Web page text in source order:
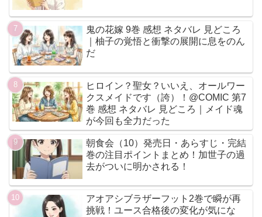
鬼の花嫁 9巻 感想 ネタバレ 見どころ
｜柚子の覚悟と衝撃の展開に息をのん
だ
ヒロイン？聖女？いいえ、オールワー
クスメイドです（誇）！@COMIC 第7
巻 感想 ネタバレ 見どころ｜メイド魂
が今回も全力だった
朝食会（10）発売日・あらすじ・完結
巻の注目ポイントまとめ！加世子の過
去がついに明かされる！
アオアシブラザーフット2巻で瞬が再
挑戦！ユース合格後の変化が気にな